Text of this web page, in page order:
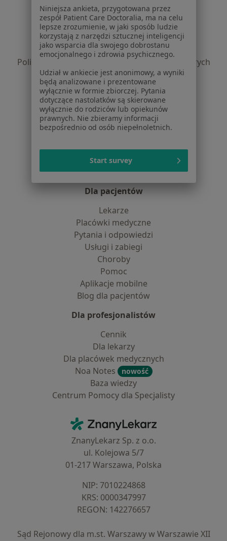
Serwis
Regulamin
Polityka prywatności pacjentów
Polityka prywatności profesjonalistów
Polityka prywatności dla profesjonalistów, których
dane pozyskaliśmy samodzielnie
Polityka cookies
Jak działają wyniki wyszukiwania
Dostępność
O nas
Rekrutujemy!
Partnerzy
Centrum prasowe
Kontakt
Dla pacjentów
Lekarze
Placówki medyczne
Pytania i odpowiedzi
Usługi i zabiegi
Choroby
Pomoc
Aplikacje mobilne
Blog dla pacjentów
Dla profesjonalistów
Cennik
Dla lekarzy
Dla placówek medycznych
Noa Notes
nowość
Baza wiedzy
Centrum Pomocy dla Specjalisty
ZnanyLekarz - Strona główna
ZnanyLekarz Sp. z o.o.
ul. Kolejowa 5/7
01-217 Warszawa, Polska
NIP: ⁠7010224868
KRS: ⁠0000347997
REGON: ⁠142276657
Sąd Rejonowy dla m.st. Warszawy w Warszawie XII
Niniejsza ankieta, przygotowana przez
zespół Patient Care Doctoralia, ma na celu
lepsze zrozumienie, w jaki sposób ludzie
korzystają z narzędzi sztucznej inteligencji
jako wsparcia dla swojego dobrostanu
emocjonalnego i zdrowia psychicznego.
Udział w ankiecie jest anonimowy, a wyniki
będą analizowane i prezentowane
wyłącznie w formie zbiorczej. Pytania
dotyczące nastolatków są skierowane
wyłącznie do rodziców lub opiekunów
prawnych. Nie zbieramy informacji
bezpośrednio od osób niepełnoletnich.
Start survey